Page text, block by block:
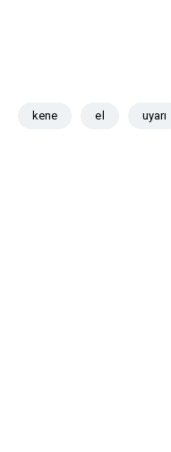
kene el uyarı